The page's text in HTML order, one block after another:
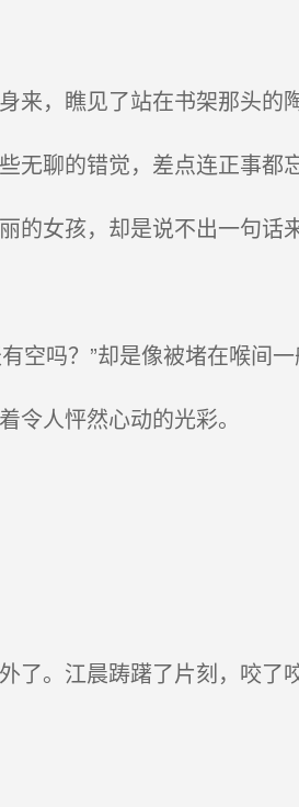
，瞧见了站在书架那头的陶
聊的错觉，差点连正事都忘
女孩，却是说不出一句话来
吗？”却是像被堵在喉间一
人怦然心动的光彩。
。江晨踌躇了片刻，咬了